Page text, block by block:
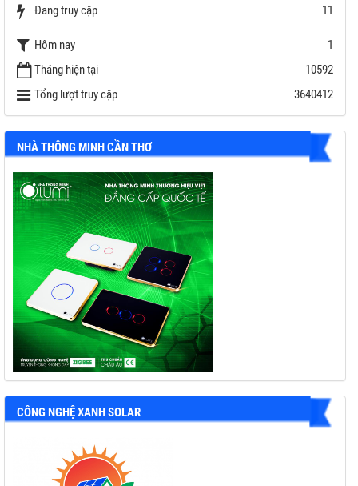
Dòng sạc/xả tối đa: 220 A / 220 A
Bảo hành: 7 năm ( 10 năm với combo Battery SOLAX )
Đang truy cập 11
Hôm nay
1
Tháng hiện tại
10592
Tổng lượt truy cập
3640412
NHÀ THÔNG MINH CẦN THƠ
CÔNG NGHỆ XANH SOLAR